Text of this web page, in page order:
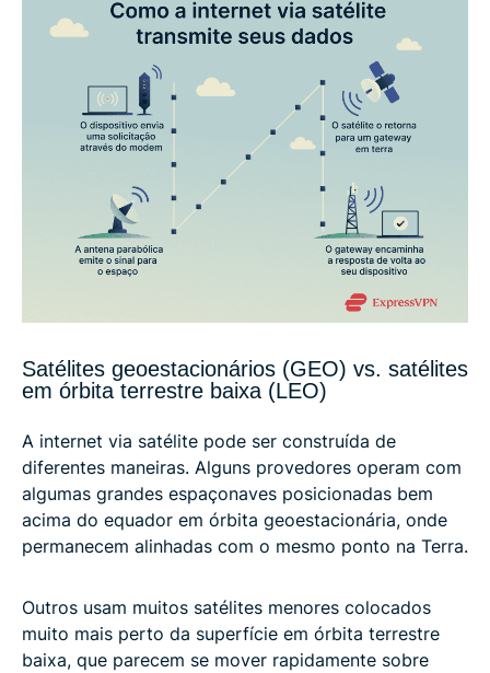
Satélites geoestacionários (GEO) vs. satélites
em órbita terrestre baixa (LEO)
A internet via satélite pode ser construída de
diferentes maneiras. Alguns provedores operam com
algumas grandes espaçonaves posicionadas bem
acima do equador em órbita geoestacionária, onde
permanecem alinhadas com o mesmo ponto na Terra.
Outros usam muitos satélites menores colocados
muito mais perto da superfície em órbita terrestre
baixa, que parecem se mover rapidamente sobre